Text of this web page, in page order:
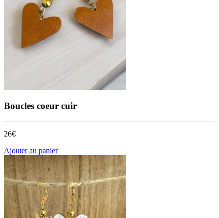
Boucles coeur cuir
26€
Ajouter au panier